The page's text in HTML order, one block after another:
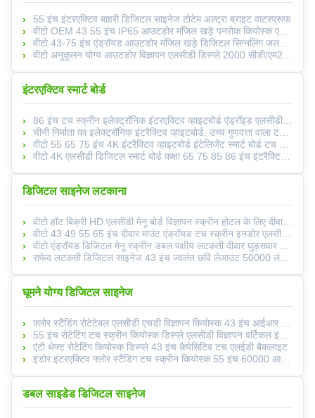
55 इंच इंटरएक्टिव बाहरी डिजिटल साइनेज टोटेम अल्ट्रा ब्राइट वाटरप्रूफ
वीटो OEM 43 55 इंच IP65 आउटडोर मंजिल खड़े पनरोक कियोस्क एलसीडी विज्ञापन टच स्क्रीन
वीटो 43-75 इंच एंड्रॉयड आउटडोर मंजिल खड़े डिजिटल सिग्नलिंग जलरोधक विज्ञापन स्क्रीन
वीटो अनुकूलन योग्य आउटडोर विज्ञापन एलसीडी डिस्प्ले 2000 सीडी/एम2 वाटरप्रूफ पोर्टेबल डिजिटल साइनेज
इंटरएक्टिव स्मार्ट बोर्ड
86 इंच टच स्क्रीन इलेक्ट्रॉनिक इंटरएक्टिव व्हाइटबोर्ड एंड्रॉइड एलसीडी डिजिटल
चीनी निर्माता का इलेक्ट्रॉनिक इंटरैक्टिव व्हाइटबोर्ड, उच्च गुणवत्ता वाला टच एलसीडी
वीटो 55 65 75 इंच 4K इंटरैक्टिव व्हाइटबोर्ड इंटेलिजेंट स्मार्ट बोर्ड टच स्क्रीन शिक्षा ब्लैकबोर्ड
वीटो 4K एलसीडी डिजिटल स्मार्ट बोर्ड कक्षा 65 75 85 86 इंच इंटरैक्टिव टीवी टच स्क्रीन शिक्षण विद्यालय के लिए सफेद बोर्ड
डिजिटल साइनेज लटकाना
वीटो हॉट बिक्री HD एलसीडी मेनू बोर्ड विज्ञापन स्क्रीन होटल के लिए दीवार घुड़सवार
वीटो 43 49 55 65 इंच दीवार माउंट एंड्रॉयड टच स्क्रीन इनडोर एलसीडी विज्ञापन डिजिटल साइनेज लिफ्ट के लिए
वीटो एंड्रॉयड डिजिटल मेनू स्क्रीन डबल पक्षीय लटकती दीवार घुड़सवार HD विज्ञापन एलसीडी डिस्प्ले 43 49 55 इंच
सफेद लटकती डिजिटल साइनेज 43 इंच ज्वलंत छवि लेआउट 50000 लंबे जीवन चक्र
घूमने योग्य डिजिटल साइनेज
फ़्लोर स्टैंडिंग रोटेटेबल एलसीडी एचडी विज्ञापन कियोस्क 43 इंच आईआर टच अनुकूलन
55 इंच रोटेटिंग टच स्क्रीन कियोस्क डिस्प्ले एलसीडी विज्ञापन वर्टिकल इंटरएक्टिव
एंटी थेफ्ट रोटेटिंग कियोस्क डिस्प्ले 43 इंच कैपेसिटिव टच एलईडी बैकलाइट
इंडोर इंटरएक्टिव फ्लोर स्टैंडिंग टच स्क्रीन कियोस्क 55 इंच 60000 आवर्स लाइफ
डबल साइडेड डिजिटल साइनेज